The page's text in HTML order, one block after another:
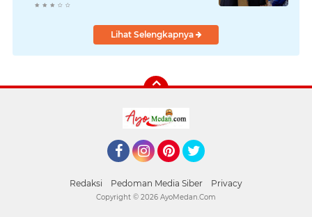
Lihat Selengkapnya
Redaksi Pedoman Media Siber Privacy
Copyright © 2026 AyoMedan.Com